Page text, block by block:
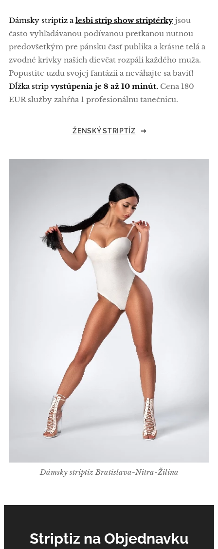
Dámsky striptiz a lesbi strip show striptérky jsou
často vyhľadávanou podívanou pretkanou nutnou
predovšetkým pre pánsku časť publika a krásne telá a
zvodné krivky našich dievčat rozpáli každého muža.
Popustite uzdu svojej fantázii a neváhajte sa baviť!
Dĺžka strip vystúpenia je 8 až 10 minút. Cena 180
EUR služby zahŕňa 1 profesionálnu tanečnicu.
ŽENSKÝ STRIPTÍZ
Dámsky striptiz Bratislava-Nitra-Žilina
Striptiz na Objednavku